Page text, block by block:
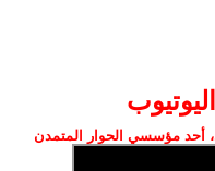
أحد مؤسسي الحوار المتمدن